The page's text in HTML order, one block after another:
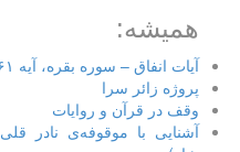
همیشه:
آیات انفاق – سوره بقره، آیه ۲۶۱
پروژه زائر سرا
وقف در قرآن و روایات
آشنایی با موقوفه‌ی نادر